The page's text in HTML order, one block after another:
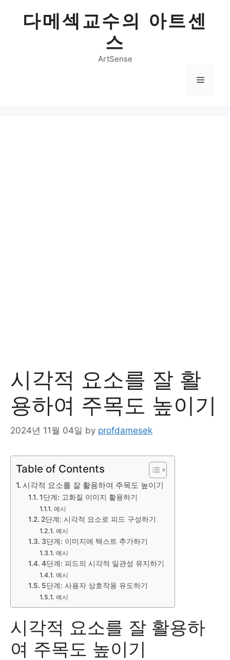
다메섹교수의 아트센
스
ArtSense
Menu
시각적 요소를 잘 활
용하여 주목도 높이기
2024년 11월 04일 by profdamesek
Table of Contents
시각적 요소를 잘 활용하여 주목도 높이기
1단계: 고화질 이미지 활용하기
예시
2단계: 시각적 요소로 피드 구성하기
예시
3단계: 이미지에 텍스트 추가하기
예시
4단계: 피드의 시각적 일관성 유지하기
예시
5단계: 사용자 상호작용 유도하기
예시
시각적 요소를 잘 활용하
여 주목도 높이기